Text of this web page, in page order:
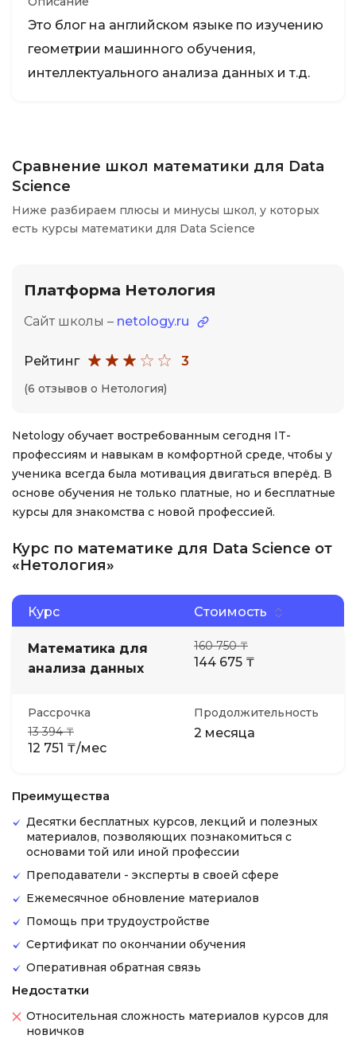
Это блог на английском языке по изучению
геометрии машинного обучения,
интеллектуального анализа данных и т.д.
Сравнение школ математики для Data
Science
Ниже разбираем плюсы и минусы школ, у которых
есть курсы математики для Data Science
Платформа Нетология
Сайт школы – netology.ru
Рейтинг 3
(6 отзывов о Нетология)
Netology обучает востребованным сегодня IT-
профессиям и навыкам в комфортной среде, чтобы у
ученика всегда была мотивация двигаться вперёд. В
основе обучения не только платные, но и бесплатные
курсы для знакомства с новой профессией.
Курс по математике для Data Science от
«Нетология»
Курс Стоимость
Математика для
анализа данных
160 750 ₸
144 675 ₸
Рассрочка
13 394 ₸
12 751 ₸/мес
Продолжительность
2 месяца
Преимущества
Десятки бесплатных курсов, лекций и полезных
материалов, позволяющих познакомиться с
основами той или иной профессии
Преподаватели - эксперты в своей сфере
Ежемесячное обновление материалов
Помощь при трудоустройстве
Сертификат по окончании обучения
Оперативная обратная связь
Недостатки
Относительная сложность материалов курсов для
новичков